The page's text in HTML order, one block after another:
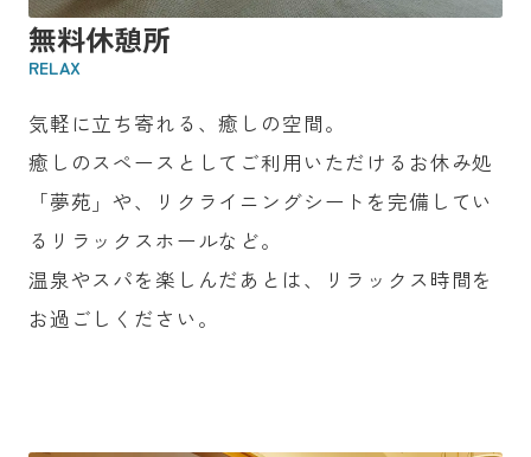
無料休憩所
RELAX
気軽に立ち寄れる、癒しの空間。
癒しのスペースとしてご利用いただけるお休み処
「夢苑」や、リクライニングシートを完備してい
るリラックスホールなど。
温泉やスパを楽しんだあとは、リラックス時間を
お過ごしください。